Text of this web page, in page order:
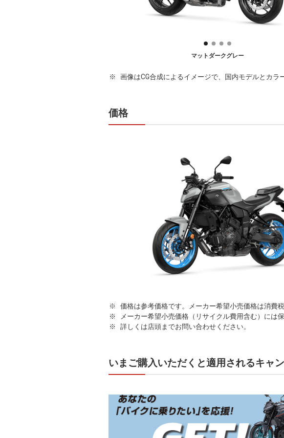
マットダークグレー
画像はCG合成によるイメージで、国内モデルとカラ
価格
価格は参考価格です。メーカー希望小売価格は消費
メーカー希望小売価格（リサイクル費用含む）には
詳しくは店頭までお問い合わせください。
いまご購入いただくと適用されるキャ